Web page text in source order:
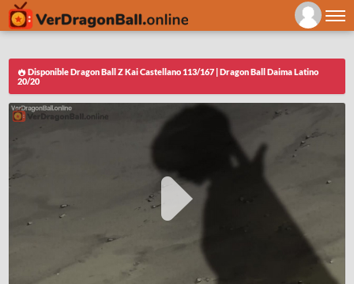
Disponible Dragon Ball Z Kai Castellano 113/167 | Dragon Ball Daima Latino
20/20